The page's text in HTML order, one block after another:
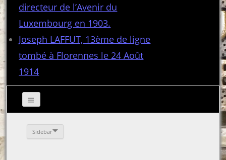
directeur de l’Avenir du
Luxembourg en 1903.
Joseph LAFFUT, 13ème de ligne
tombé à Florennes le 24 Août
1914
Sidebar